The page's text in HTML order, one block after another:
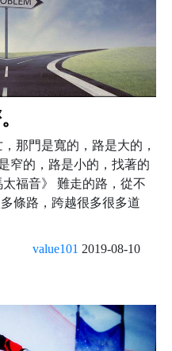
那門是寬的，路是大的，
窄的，路是小的，找著的
福音》 難走的路，從不
條路，跨越很多很多道
value101 2019-08-10